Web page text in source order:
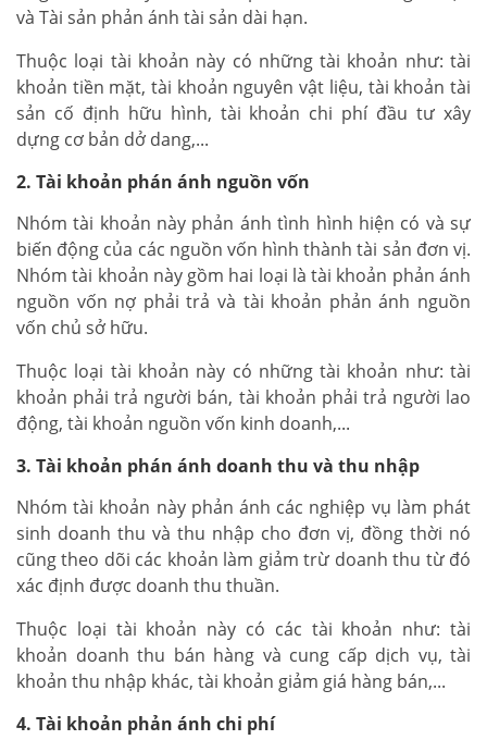
và Tài sản phản ánh tài sản dài hạn.
Thuộc loại tài khoản này có những tài khoản như: tài
khoản tiền mặt, tài khoản nguyên vật liệu, tài khoản tài
sản cố định hữu hình, tài khoản chi phí đầu tư xây
dựng cơ bản dở dang,...
2. Tài khoản phán ánh nguồn vốn
Nhóm tài khoản này phản ánh tình hình hiện có và sự
biến động của các nguồn vốn hình thành tài sản đơn vị.
Nhóm tài khoản này gồm hai loại là tài khoản phản ánh
nguồn vốn nợ phải trả và tài khoản phản ánh nguồn
vốn chủ sở hữu.
Thuộc loại tài khoản này có những tài khoản như: tài
khoản phải trả người bán, tài khoản phải trả người lao
động, tài khoản nguồn vốn kinh doanh,...
3. Tài khoản phán ánh doanh thu và thu nhập
Nhóm tài khoản này phản ánh các nghiệp vụ làm phát
sinh doanh thu và thu nhập cho đơn vị, đồng thời nó
cũng theo dõi các khoản làm giảm trừ doanh thu từ đó
xác định được doanh thu thuần.
Thuộc loại tài khoản này có các tài khoản như: tài
khoản doanh thu bán hàng và cung cấp dịch vụ, tài
khoản thu nhập khác, tài khoản giảm giá hàng bán,...
4. Tài khoản phản ánh chi phí